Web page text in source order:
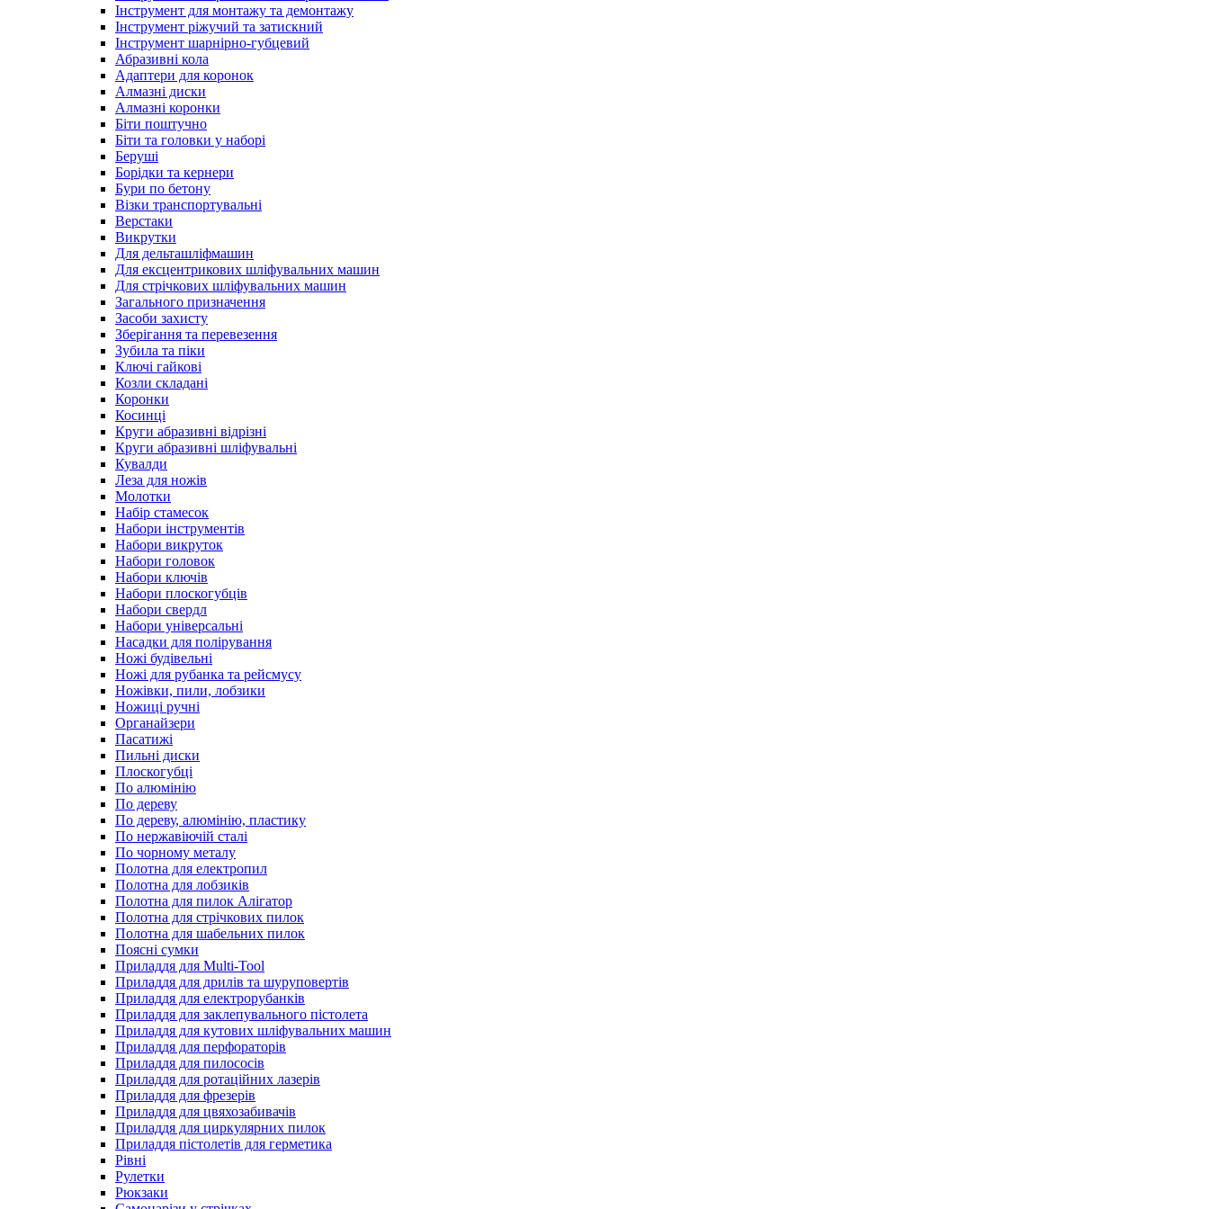
Інструмент для монтажу та демонтажу
Інструмент ріжучий та затискний
Інструмент шарнірно-губцевий
Абразивні кола
Адаптери для коронок
Алмазні диски
Алмазні коронки
Біти поштучно
Біти та головки у наборі
Беруші
Борідки та кернери
Бури по бетону
Візки транспортувальні
Верстаки
Викрутки
Для дельташліфмашин
Для ексцентрикових шліфувальних машин
Для стрічкових шліфувальних машин
Загального призначення
Засоби захисту
Зберігання та перевезення
Зубила та піки
Ключі гайкові
Козли складані
Коронки
Косинці
Круги абразивні відрізні
Круги абразивні шліфувальні
Кувалди
Леза для ножів
Молотки
Набір стамесок
Набори інструментів
Набори викруток
Набори головок
Набори ключів
Набори плоскогубців
Набори свердл
Набори універсальні
Насадки для полірування
Ножі будівельні
Ножі для рубанка та рейсмусу
Ножівки, пили, лобзики
Ножиці ручні
Органайзери
Пасатижі
Пильні диски
Плоскогубці
По алюмінію
По дереву
По дереву, алюмінію, пластику
По нержавіючій сталі
По чорному металу
Полотна для електропил
Полотна для лобзиків
Полотна для пилок Алігатор
Полотна для стрічкових пилок
Полотна для шабельних пилок
Поясні сумки
Приладдя для Multi-Tool
Приладдя для дрилів та шуруповертів
Приладдя для електрорубанків
Приладдя для заклепувального пістолета
Приладдя для кутових шліфувальних машин
Приладдя для перфораторів
Приладдя для пилососів
Приладдя для ротаційних лазерів
Приладдя для фрезерів
Приладдя для цвяхозабивачів
Приладдя для циркулярних пилок
Приладдя пістолетів для герметика
Рівні
Рулетки
Рюкзаки